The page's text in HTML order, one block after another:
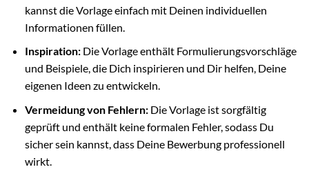
kannst die Vorlage einfach mit Deinen individuellen
Informationen füllen.
Inspiration:Die Vorlage enthält Formulierungsvorschläge
und Beispiele, die Dich inspirieren und Dir helfen, Deine
eigenen Ideen zu entwickeln.
Vermeidung von Fehlern:Die Vorlage ist sorgfältig
geprüft und enthält keine formalen Fehler, sodass Du
sicher sein kannst, dass Deine Bewerbung professionell
wirkt.